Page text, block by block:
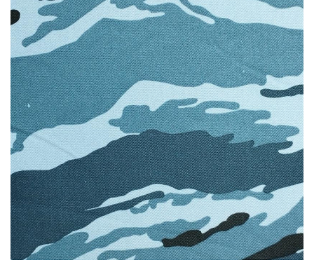
Fas Poliester 100% Verde
sidef/perlat 210gr/mp peliculizat
PU